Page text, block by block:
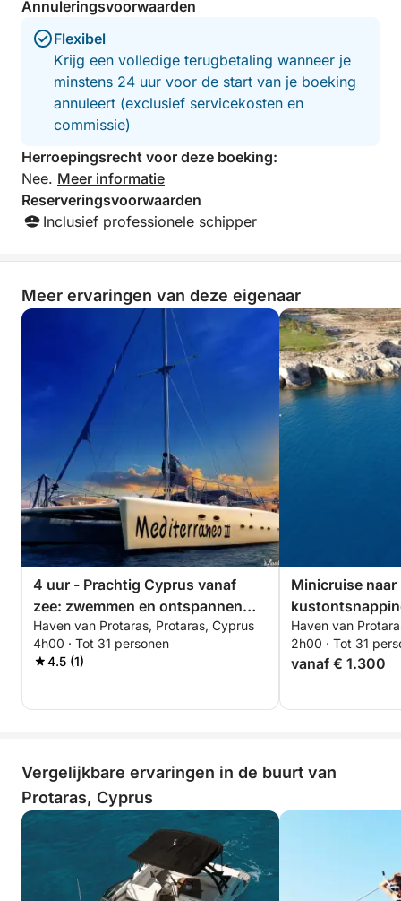
Ideaal voor stellen, gezinnen of individuele reizigers,
deze cruise biedt een relaxte maar verrijkende
manier om Cyprus vanaf zee te ontdekken.
Annuleringsvoorwaarden
Flexibel
Krijg een volledige terugbetaling wanneer je
minstens 24 uur voor de start van je boeking
annuleert (exclusief servicekosten en
commissie)
Herroepingsrecht voor deze boeking:
Nee. Meer informatie
Reserveringsvoorwaarden
Inclusief professionele schipper
Meer ervaringen van deze eigenaar
4 uur - Prachtig Cyprus vanaf
zee: zwemmen en ontspannen
vanuit Protaras
Haven van Protaras, Protaras, Cyprus
4h00 · Tot 31 personen
4.5 (1)
Minicruise
Haven van
2h00 · Tot 31
vanaf € 1.300
Vergelijkbare ervaringen in de buurt van
Protaras, Cyprus